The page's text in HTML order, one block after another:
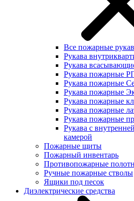
Все пожарные
Рукава
Рукава
Рукава пожарные
Рукава пожарные
Рукава пожарные
Рукава пожарные
Рукава пожарные
Рукава пожарные
Рукава с
камерой
Пожарные щиты
Пожарный инвентарь
Противопожарные
Ручные пожарные стволы
Ящики под песок
Диэлектрические средства